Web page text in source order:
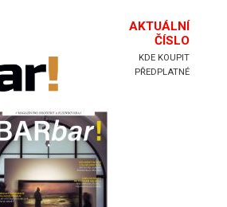
Hlavička
AKTUÁLNÍ
ČÍSLO
KDE KOUPIT
PŘEDPLATNÉ